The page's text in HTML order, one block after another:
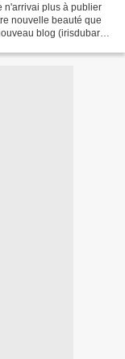
n'arrivai plus à publier
nouvelle beauté que
blog (irisdubarry)